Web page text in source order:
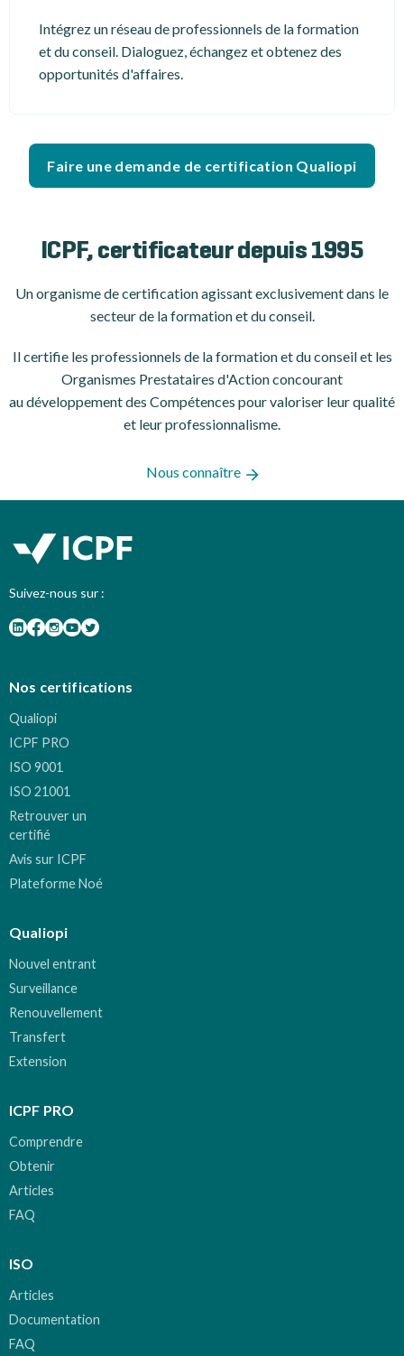
Intégrez un réseau de professionnels de la formation
et du conseil. Dialoguez, échangez et obtenez des
opportunités d'affaires.
Faire une demande de certification Qualiopi
ICPF, certificateur depuis 1995
Un organisme de certification agissant exclusivement dans le
secteur de la formation et du conseil.
Il certifie les professionnels de la formation et du conseil et les
Organismes Prestataires d'Action concourant
au développement des Compétences pour valoriser leur qualité
et leur professionnalisme.
Nous connaître
Suivez-nous sur :
Nos certifications
Qualiopi
ICPF PRO
ISO 9001
ISO 21001
Retrouver un
certifié
Avis sur ICPF
Plateforme Noé
Qualiopi
Nouvel entrant
Surveillance
Renouvellement
Transfert
Extension
ICPF PRO
Comprendre
Obtenir
Articles
FAQ
ISO
Articles
Documentation
FAQ